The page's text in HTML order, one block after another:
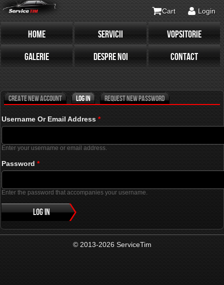
Cart Login
HOME SERVICII
VOPSITORIE
GALERIE
DESPRE NOI CONTACT
Primary tabs
Create new account Log in
(active tab)
Request new password
Username Or Email Address *
Enter your username or email address.
Password *
Enter the password that accompanies your username.
© 2013-2026 ServiceTim